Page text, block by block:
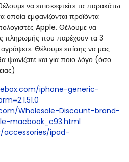
να επισκεφτείτε τα παρακάτω
οποία εμφανίζονται προϊόντα
Apple. Θέλουμε να
πληρωμής που παρέχουν τα 3
Θέλουμε επίσης να μας
ψωνίζατε και για ποιο λόγο (όσο
iphone-generic-
Wholesale-Discount-brand-
macbook_c93.html
ipad-